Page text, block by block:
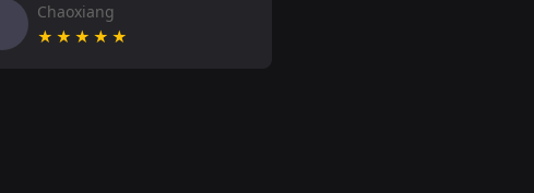
Chaoxiang
★★★★★